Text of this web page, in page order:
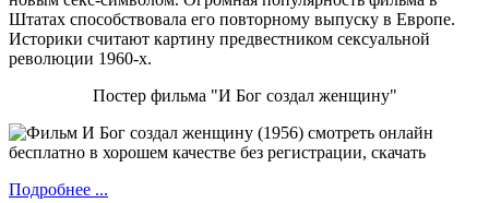
Штатах способствовала его повторному выпуску в Европе.
Историки считают картину предвестником сексуальной
революции 1960-х.
Постер фильма "И Бог создал женщину"
Подробнее ...